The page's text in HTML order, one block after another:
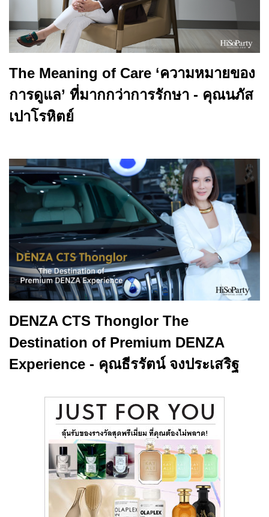
The Meaning of Care ‘ความหมายของ
การดูแล’ ที่มากกว่าการรักษา - คุณนภัส
เปาโรหิตย์
DENZA CTS Thonglor The
Destination of Premium DENZA
Experience - คุณธีรรัตน์ จงประเสริฐ